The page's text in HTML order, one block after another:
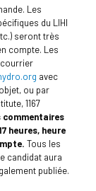
Les
du LIHI
seront très
compte. Les
courrier
avec
ou par
1167
commentaires
heures, heure
Tous les
candidat aura
publiée.